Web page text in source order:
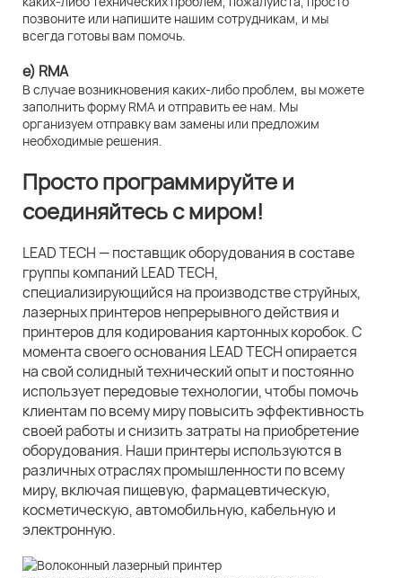
позвоните или напишите нашим сотрудникам, и мы
всегда готовы вам помочь.
e) RMA
В случае возникновения каких-либо проблем, вы можете
заполнить форму RMA и отправить ее нам. Мы
организуем отправку вам замены или предложим
необходимые решения.
Просто программируйте и
соединяйтесь с миром!
LEAD TECH — поставщик оборудования в составе
группы компаний LEAD TECH,
специализирующийся на производстве струйных,
лазерных принтеров непрерывного действия и
принтеров для кодирования картонных коробок. С
момента своего основания LEAD TECH опирается
на свой солидный технический опыт и постоянно
использует передовые технологии, чтобы помочь
клиентам по всему миру повысить эффективность
своей работы и снизить затраты на приобретение
оборудования. Наши принтеры используются в
различных отраслях промышленности по всему
миру, включая пищевую, фармацевтическую,
косметическую, автомобильную, кабельную и
электронную.